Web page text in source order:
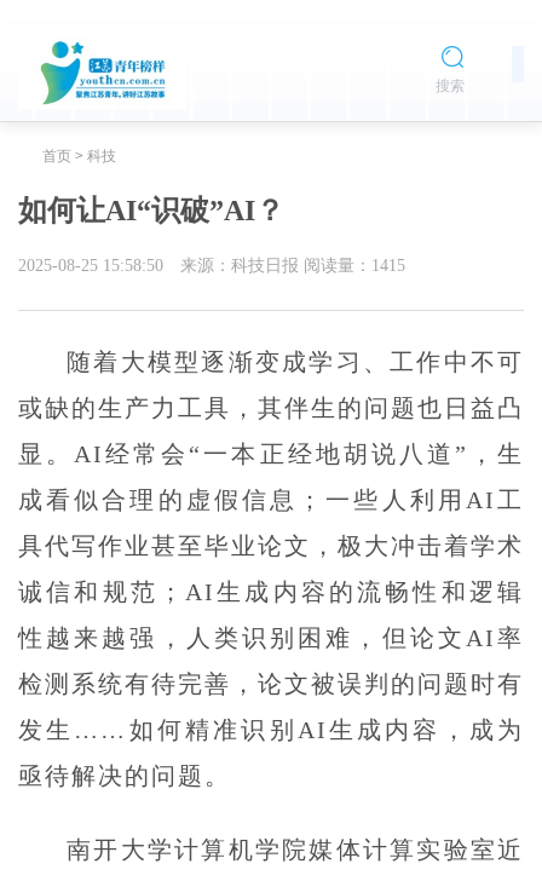
搜索
首页 > 科技
如何让AI“识破”AI？
2025-08-25 15:58:50 来源：科技日报 阅读量： 1415
随着大模型逐渐变成学习、工作中不可
或缺的生产力工具，其伴生的问题也日益凸
显。AI经常会“一本正经地胡说八道”，生
成看似合理的虚假信息；一些人利用AI工
具代写作业甚至毕业论文，极大冲击着学术
诚信和规范；AI生成内容的流畅性和逻辑
性越来越强，人类识别困难，但论文AI率
检测系统有待完善，论文被误判的问题时有
发生……如何精准识别AI生成内容，成为
亟待解决的问题。
南开大学计算机学院媒体计算实验室近